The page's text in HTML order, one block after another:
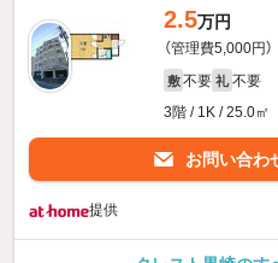
2.5万円
（管理費5,000円）
敷 不要 礼 不要
3階 / 1K / 25.0㎡
お問い合わ
提供